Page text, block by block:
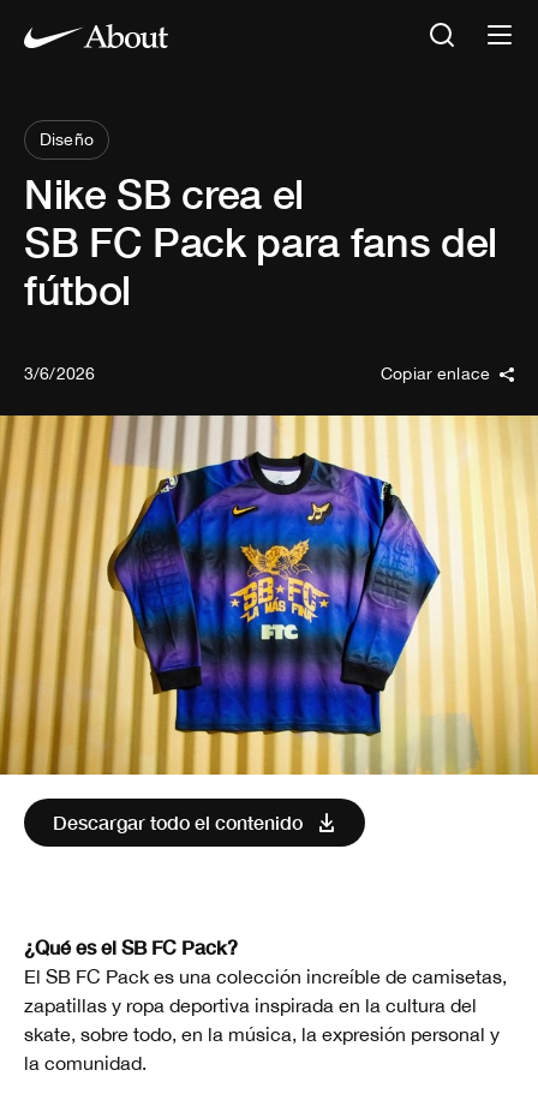
Diseño
Nike SB crea el
SB FC Pack para fans del
fútbol
3/6/2026 Copiar enlace
Descargar todo el contenido
¿Qué es el SB FC Pack?
El SB FC Pack es una colección increíble de camisetas,
zapatillas y ropa deportiva inspirada en la cultura del
skate, sobre todo, en la música, la expresión personal y
la comunidad.